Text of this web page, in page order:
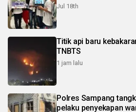
Jul 18th
Titik api baru
TNBTS
1 jam lalu
Polres Sampang
pelaku penyekapan